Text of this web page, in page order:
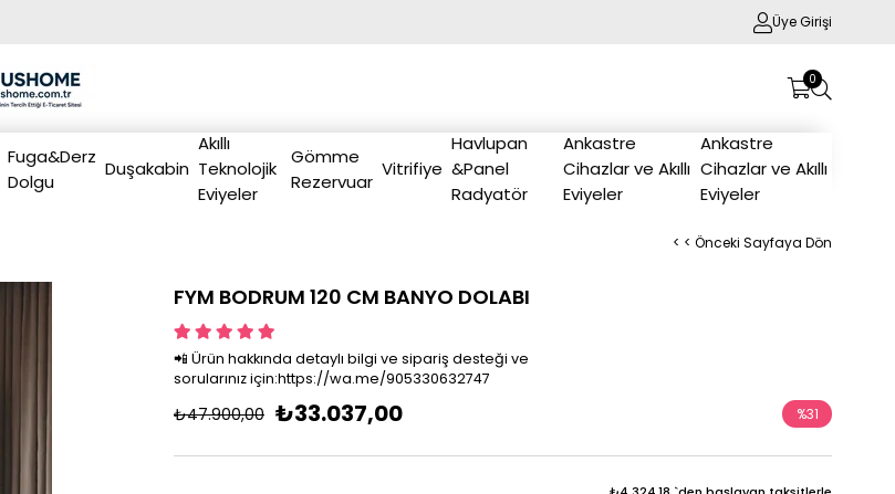
Üye Girişi
0
Fuga&Derz
Dolgu
Duşakabin
Akıllı
Teknolojik
Eviyeler
Gömme
Rezervuar
Vitrifiye
Havlupan
&Panel
Radyatör
Ankastre
Cihazlar ve Akıllı
Eviyeler
Ankastre
Cihazlar ve Akıllı
Eviyeler
< < Önceki Sayfaya Dön
FYM BODRUM 120 CM BANYO DOLABI
📲 Ürün hakkında detaylı bilgi ve sipariş desteği ve
sorularınız için:https://wa.me/905330632747
₺47.900,00 ₺33.037,00 %31